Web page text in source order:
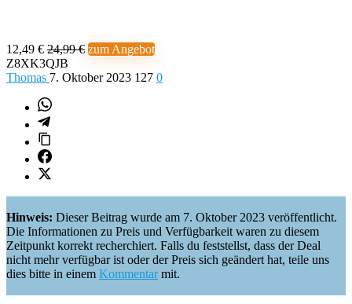
12,49 € 24,99 € zum Angebot
Z8XK3QJB
Thomas 7. Oktober 2023 127 0
Hinweis: Dieser Beitrag wurde am 7. Oktober 2023 veröffentlicht.
Die Informationen zu Preis und Verfügbarkeit waren zu diesem
Zeitpunkt korrekt recherchiert. Falls du feststellst, dass der Deal
nicht mehr verfügbar ist oder der Preis sich geändert hat, teile uns
dies bitte in einem Kommentarmit.